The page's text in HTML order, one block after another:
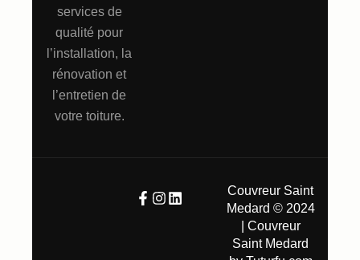
services de
qualité pour
l’installation, la
rénovation et
l’entretien de
votre toiture.
Couvreur Saint
Medard © 2024
| Couvreur
Saint Medard